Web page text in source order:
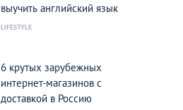
выучить английский язык
LIFESTYLE
6 крутых зарубежных
интернет-магазинов с
доставкой в Россию